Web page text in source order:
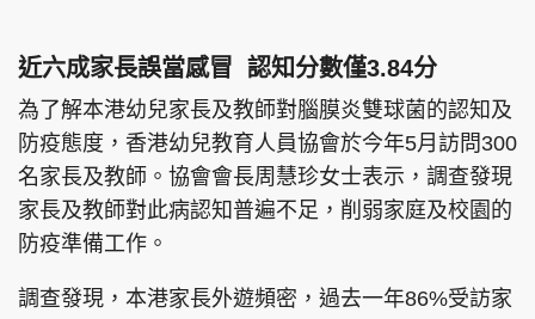
親子王 Oh!爸媽 JobMarket
頭條搵工 EDUPLUS
近六成家長誤當感冒 認知分數僅3.84分
為了解本港幼兒家長及教師對腦膜炎雙球菌的認知及
防疫態度，香港幼兒教育人員協會於今年5月訪問300
名家長及教師。協會會長周慧珍女士表示，調查發現
家長及教師對此病認知普遍不足，削弱家庭及校園的
防疫準備工作。
調查發現，本港家長外遊頻密，過去一年86%受訪家